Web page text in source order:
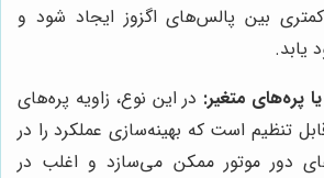
interference کمتری بین پالس‌های اگزوز ایجاد شود و
یابد.
در این نوع، زاویه پره‌های
تنظیم است که بهینه‌سازی عملکرد را در
دور موتور ممکن می‌سازد و اغلب در